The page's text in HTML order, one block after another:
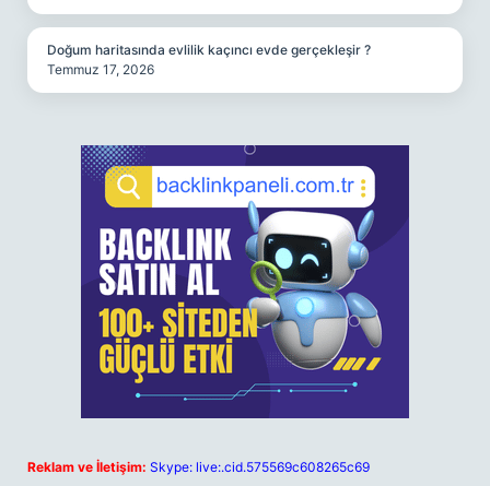
Doğum haritasında evlilik kaçıncı evde gerçekleşir ?
Temmuz 17, 2026
Reklam ve İletişim: Skype: live:.cid.575569c608265c69